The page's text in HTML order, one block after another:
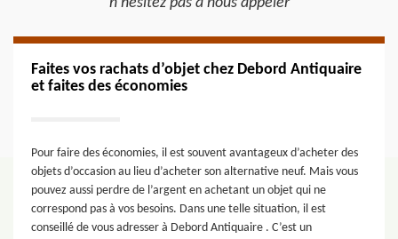
Faites vos rachats d’objet chez Debord Antiquaire
et faites des économies
Pour faire des économies, il est souvent avantageux d’acheter des
objets d’occasion au lieu d’acheter son alternative neuf. Mais vous
pouvez aussi perdre de l’argent en achetant un objet qui ne
correspond pas à vos besoins. Dans une telle situation, il est
conseillé de vous adresser à Debord Antiquaire . C’est un